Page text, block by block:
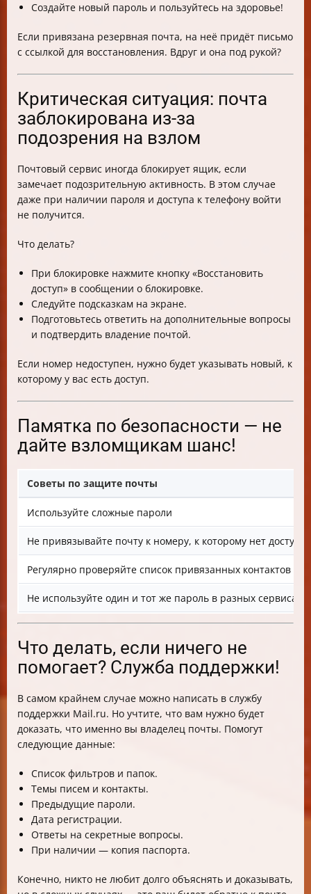
Создайте новый пароль и пользуйтесь на здоровье!
Если привязана резервная почта, на неё придёт письмо
с ссылкой для восстановления. Вдруг и она под рукой?
Критическая ситуация: почта
заблокирована из-за
подозрения на взлом
Почтовый сервис иногда блокирует ящик, если
замечает подозрительную активность. В этом случае
даже при наличии пароля и доступа к телефону войти
не получится.
Что делать?
При блокировке нажмите кнопку «Восстановить
доступ» в сообщении о блокировке.
Следуйте подсказкам на экране.
Подготовьтесь ответить на дополнительные вопросы
и подтвердить владение почтой.
Если номер недоступен, нужно будет указывать новый, к
которому у вас есть доступ.
Памятка по безопасности — не
дайте взломщикам шанс!
Советы по защите почты
Используйте сложные пароли
Не привязывайте почту к номеру, к которому нет доступа
Регулярно проверяйте список привязанных контактов и
Не используйте один и тот же пароль в разных сервисах
Что делать, если ничего не
помогает? Служба поддержки!
В самом крайнем случае можно написать в службу
поддержки Mail.ru. Но учтите, что вам нужно будет
доказать, что именно вы владелец почты. Помогут
следующие данные:
Список фильтров и папок.
Темы писем и контакты.
Предыдущие пароли.
Дата регистрации.
Ответы на секретные вопросы.
При наличии — копия паспорта.
Конечно, никто не любит долго объяснять и доказывать,